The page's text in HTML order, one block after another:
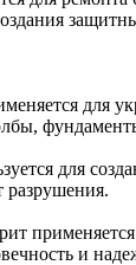
для
для
разрушения.
и